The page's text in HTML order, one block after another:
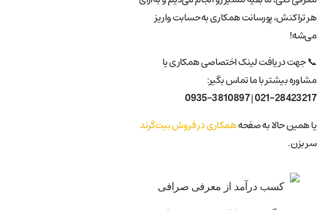
هر تراکنش، پورسانت همکاری به‌حسابت واریز
می‌شه!
📞 جهت دریافت لینک اختصاصی همکاری یا
مشاوره بیشتر با ما تماس بگیر:
021-28423217
|
0935-3810897
یا همین حالا به صفحههمکاری در فروش بیت‌گرند
سر بزن.